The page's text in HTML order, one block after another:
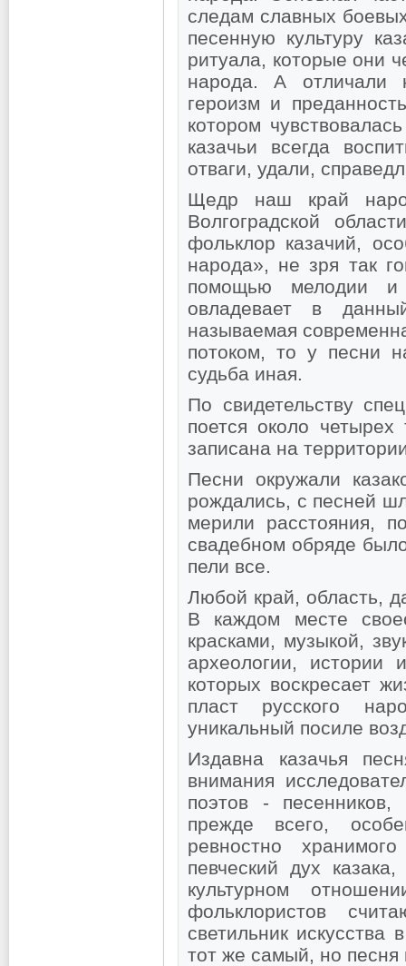
следам славных
песенную культуру
ритуала, которые они
народа. А отличали
героизм и
котором
казачьи всегда
отваги, удали,
Щедр наш край
Волгоградской
фольклор казачий,
народа», не зря так
помощью мелодии и
овладевает в
называемая
потоком, то у песни
судьба иная.
По свидетельству
поется около
записана на
Песни окружали
рождались, с песней
мерили расстояния,
свадебном обряде
пели все.
Любой край, область,
В каждом месте
красками, музыкой,
археологии,
которых воскресает
пласт русского
уникальный посиле
Издавна казачья
внимания
поэтов - песенников,
прежде всего,
ревностно
певческий дух
культурном
фольклористов
светильник
тот же самый, но песня